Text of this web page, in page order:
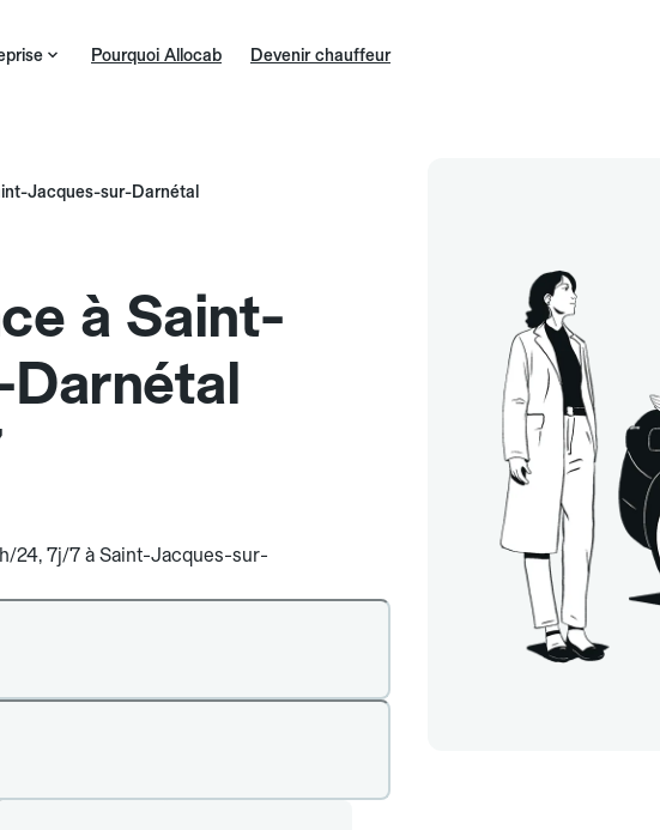
Pourquoi Allocab Devenir chauffeur
Jacques-sur-Darnétal
à Saint-
24, 7j/7 à Saint-Jacques-sur-